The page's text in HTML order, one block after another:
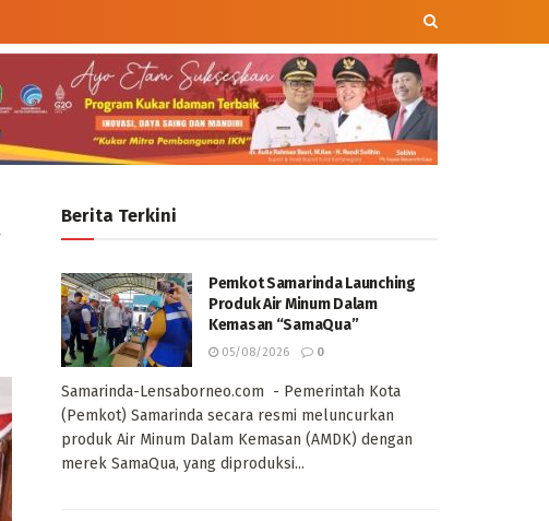
Berita Terkini
Pemkot Samarinda Launching
Produk Air Minum Dalam
Kemasan “SamaQua”
05/08/2026 0
Samarinda-Lensaborneo.com - Pemerintah Kota
(Pemkot) Samarinda secara resmi meluncurkan
produk Air Minum Dalam Kemasan (AMDK) dengan
merek SamaQua, yang diproduksi...